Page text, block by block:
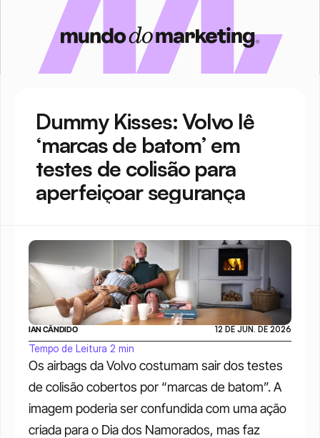
Dummy Kisses: Volvo lê
‘marcas de batom’ em
testes de colisão para
aperfeiçoar segurança
Os airbags da Volvo costumam sair dos testes
de colisão cobertos por “marcas de batom”. A
imagem poderia ser confundida com uma ação
criada para o Dia dos Namorados, mas faz
IAN CÂNDIDO 12 DE JUN. DE 2026
Tempo de Leitura 2 min